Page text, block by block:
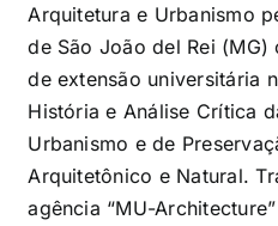
Arquitetura e Urbanismo
de São João del Rei
de extensão universitária
História e Análise Crítica
Urbanismo e de
Arquitetônico e Natural.
agência “MU-